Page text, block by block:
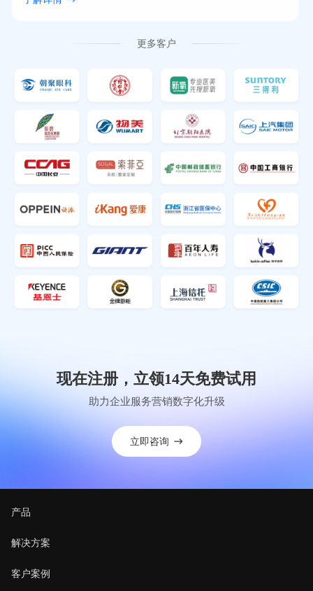
更多客户
现在注册，立领14天免费试用
助力企业服务营销数字化升级
立即咨询
产品
解决方案
客户案例